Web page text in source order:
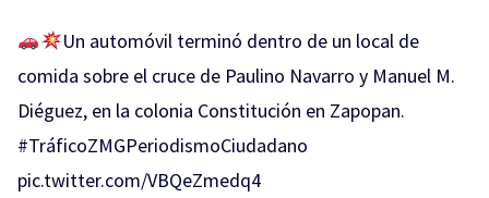
Un automóvil terminó dentro de un local de
comida sobre el cruce de Paulino Navarro y Manuel M.
Diéguez, en la colonia Constitución en Zapopan.
#TráficoZMGPeriodismoCiudadano
pic.twitter.com/VBQeZmedq4